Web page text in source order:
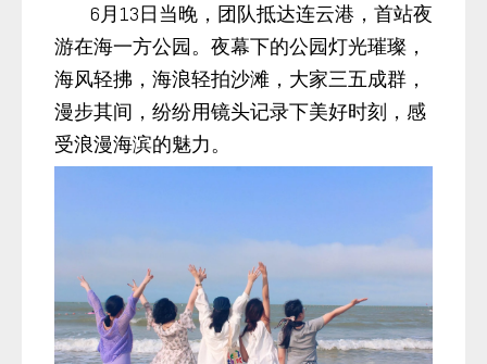
6月13日当晚，团队抵达连云港，首站夜
游在海一方公园。夜幕下的公园灯光璀璨，
海风轻拂，海浪轻拍沙滩，大家三五成群，
漫步其间，纷纷用镜头记录下美好时刻，感
受浪漫海滨的魅力。